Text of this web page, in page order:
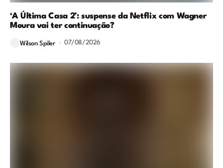
‘A Última Casa 2’: suspense da Netflix com Wagner
Moura vai ter continuação?
Wilson Spiler 07/08/2026